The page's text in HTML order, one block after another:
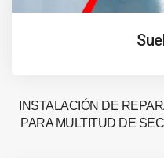
INSTALACIÓN DE
PARA MULTITUD DE